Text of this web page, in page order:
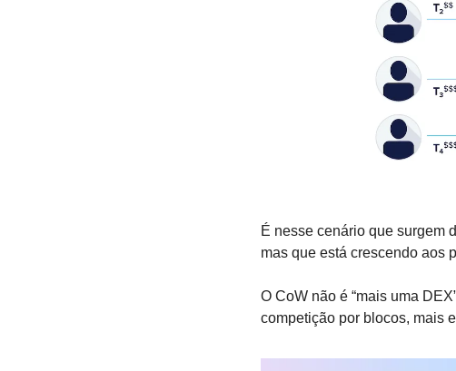
É nesse cenário que surgem
mas que está crescendo aos
O CoW não é “mais uma
competição por blocos, mais